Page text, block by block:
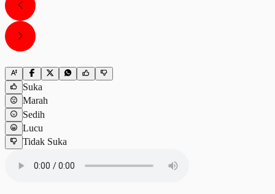
Suka
Marah
Sedih
Lucu
Tidak Suka